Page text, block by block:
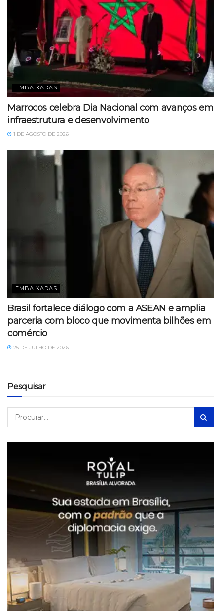
EMBAIXADAS
Marrocos celebra Dia Nacional com avanços em
infraestrutura e desenvolvimento
1 DE AGOSTO DE 2026
EMBAIXADAS
Brasil fortalece diálogo com a ASEAN e amplia
parceria com bloco que movimenta bilhões em
comércio
25 DE JULHO DE 2026
Pesquisar